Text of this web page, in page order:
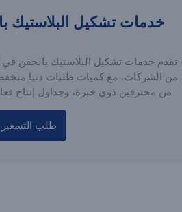
خدمات تشكيل البلاستيك
تقدم خدمات تشكيل البلاستيك بالحقن في
من محترفين ذوي خبرة، وجداول إنتاج
طلب التسعير